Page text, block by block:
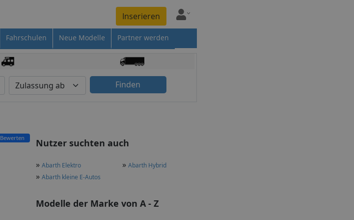
Inserieren
Fahrschulen Neue Modelle Partner werden
Finden
Nutzer suchten auch
» Abarth Elektro » Abarth Hybrid
» Abarth kleine E-Autos
Modelle der Marke von A - Z
Bewerten